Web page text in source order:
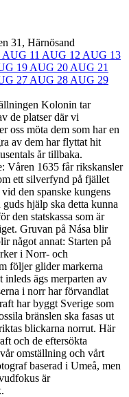
31, Härnösand
AUG 11 AUG 12 AUG 13
19 AUG 20 AUG 21
27 AUG 28 AUG 29
Kolonin tar
de platser där vi
oss möta dem som har en
av dem har flyttat hit
år tillbaka.
Våren 1635 får rikskansler
ett silverfynd på fjället
den spanske kungens
hjälp ska detta kunna
den statskassa som är
Gruvan på Nása blir
något annat: Starten på
i Norr- och
följer glider markerna
inleds ägs merparten av
i norr har förvandlat
har byggt Sverige som
bränslen ska fasas ut
blickarna norrut. Här
och de eftersökta
omställning och vårt
baserad i Umeå, men
är